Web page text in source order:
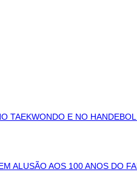
TAEKWONDO E NO
ALUSÃO AOS 100 ANOS DO